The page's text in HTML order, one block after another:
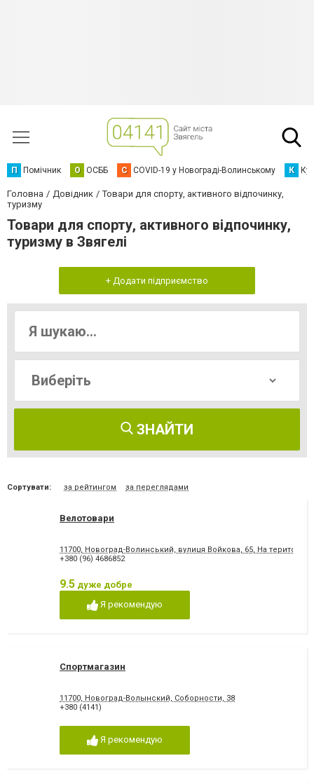
П Помічник О ОСББ C COVID-19 у Новограді-Волинському К
Головна Довідник
Товари для спорту, активного відпочинку,
туризму
Товари для спорту, активного відпочинку,
туризму в Звягелі
+ Додати підприємство
ЗНАЙТИ
Сортувати: за рейтингом за переглядами
Велотовари
11700, Новоград-Волинський, вулиця Войкова, 65, На території
+380 (96) 4686852
9.5 дуже добре
Я рекомендую
Спортмагазин
11700, Новоград-Волынский, Соборности, 38
+380 (4141)
Я рекомендую